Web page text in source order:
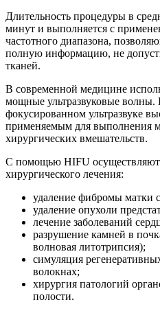
Длительность процедуры в
минут и выполняется с
частотного диапазона,
полную информацию, не
тканей.
В современной медицине
мощные ультразвуковые волны.
фокусированном ультразвуке
применяемым для выполнения
хирургических вмешательств.
С помощью НIFU
хирургического лечения:
удаление фибромы матки
удаление опухоли
лечение заболеваний
разрушение камней в
волновая литотрипсия);
симуляция
волокнах;
хирургия патологий
полости.